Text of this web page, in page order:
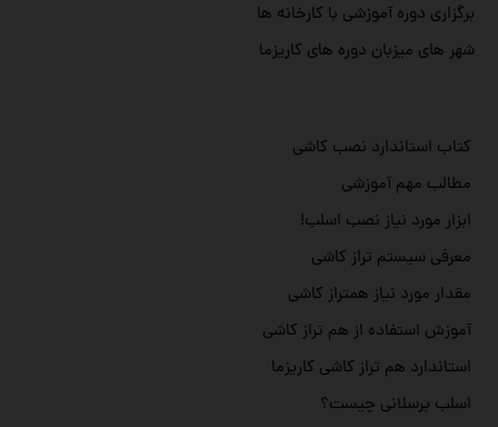
برگزاری دوره آموزشی با کارخانه ها
شهر های میزبان دوره های کاریزما
کتاب استاندارد نصب کاشی
مطالب مهم آموزشی
ابزار مورد نیاز نصب اسلب!
معرفی سیستم تراز کاشی
مقدار مورد نیاز همتراز کاشی
آموزش استفاده از هم تراز کاشی
استاندارد هم تراز کاشی کاریزما
اسلب پرسلانی چیست؟